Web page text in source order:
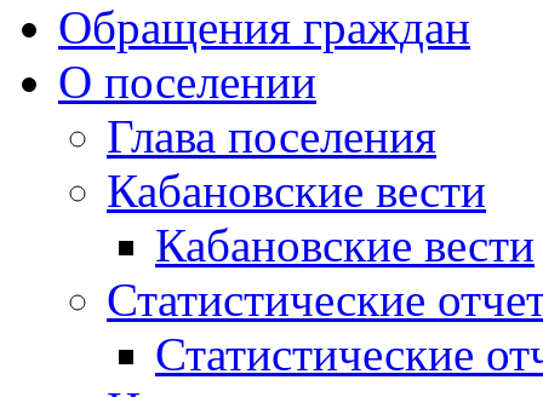
Обращения граждан
О поселении
Глава поселения
Кабановские вести
Кабановские вести
Статистические
Статистические